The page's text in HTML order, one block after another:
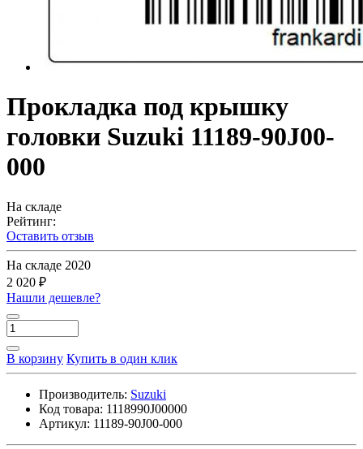
Прокладка под крышку
головки Suzuki 11189-90J00-
000
На складе
Рейтинг:
Оставить отзыв
На складе 2020
2 020 ₽
Нашли дешевле?
В корзину Купить в один клик
Производитель: Suzuki
Код товара: 1118990J00000
Артикул: 11189-90J00-000